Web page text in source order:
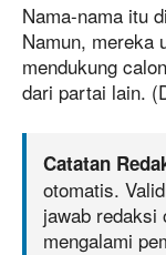
Nama-nama itu
Namun, mereka
mendukung
dari partai lain.
Catatan
otomatis.
jawab redaksi
mengalami